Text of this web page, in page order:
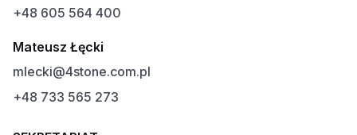
+48 605 564 400
Mateusz Łęcki
mlecki@4stone.com.pl
+48 733 565 273